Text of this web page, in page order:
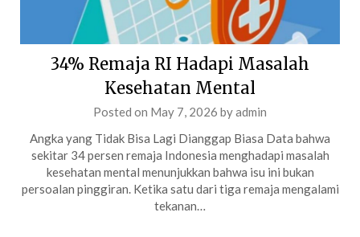
34% Remaja RI Hadapi Masalah
Kesehatan Mental
Posted on May 7, 2026 byadmin
Angka yang Tidak Bisa Lagi Dianggap Biasa Data bahwa
sekitar 34 persen remaja Indonesia menghadapi masalah
kesehatan mental menunjukkan bahwa isu ini bukan
persoalan pinggiran. Ketika satu dari tiga remaja mengalami
tekanan…